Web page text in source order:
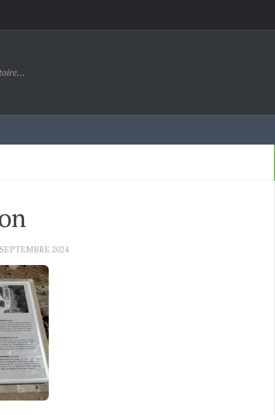
2024